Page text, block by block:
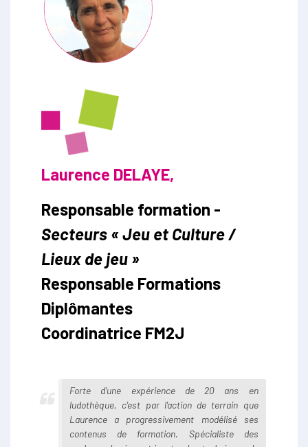
Laurence DELAYE,
Responsable formation -
Secteurs « Jeu et Culture /
Lieux de jeu »
Responsable Formations
Diplômantes
Coordinatrice FM2J
Forte d’une expérience de 20 ans en
ludothèque, c'est par l'action de terrain que
Laurence a progressivement modélisé ses
contenus de formation. Spécialiste des